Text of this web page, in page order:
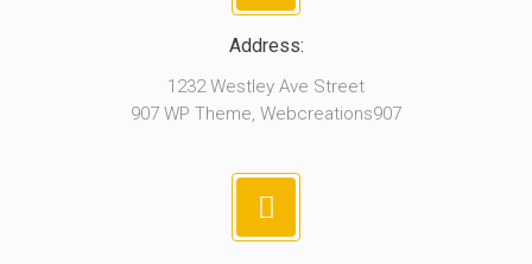
Address:
1232 Westley Ave Street
907 WP Theme, Webcreations907